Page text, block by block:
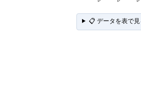
📋 データを表で見